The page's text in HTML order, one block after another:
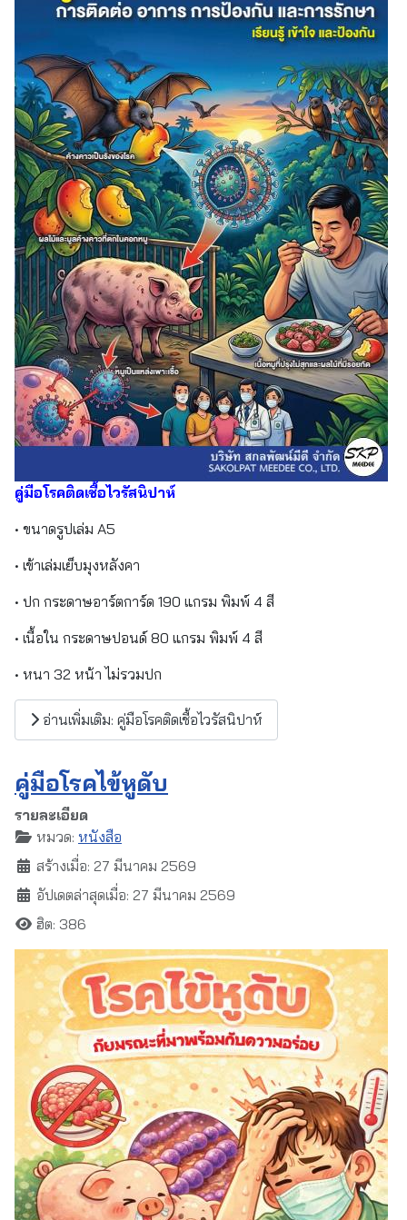
คู่มือโรคติดเชื้อไวรัสนิปาห์
• ขนาดรูปเล่ม A5
• เข้าเล่มเย็บมุงหลังคา
• ปก กระดาษอาร์ตการ์ด 190 แกรม พิมพ์ 4 สี
• เนื้อใน กระดาษปอนด์ 80 แกรม พิมพ์ 4 สี
• หนา 32 หน้า ไม่รวมปก
อ่านเพิ่มเติม: คู่มือโรคติดเชื้อไวรัสนิปาห์
คู่มือโรคไข้หูดับ
รายละเอียด
หมวด: หนังสือ
สร้างเมื่อ: 27 มีนาคม 2569
อัปเดตล่าสุดเมื่อ: 27 มีนาคม 2569
ฮิต: 386